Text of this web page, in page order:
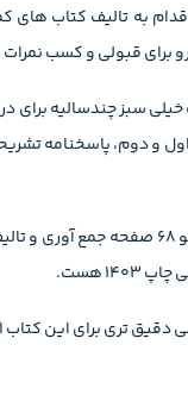
به تالیف کتاب
قبولی و کسب نمرات
سبز چندسالیه
و دوم، پاسخنامه
تالیف کتاب شب امتحان فارسی دوازدهم به عهده جناب
هست.
دقیق تری برای این کتاب